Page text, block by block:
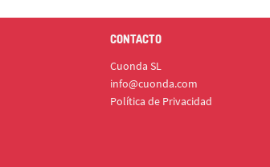
CONTACTO
Cuonda SL
info@cuonda.com
Política de Privacidad